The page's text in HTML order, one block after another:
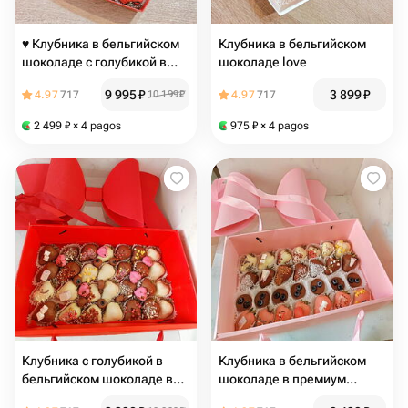
♥️ Клубника в бельгийском
шоколаде с голубикой в
сердце ♥️ ️ ️ размер XL,
итд
4.97717 9 995₽ 10 199₽
2 499 ₽ × 4 pagos
Клубника в бельгийском
шоколаде love ️
4.97717 3 899₽
975 ₽ × 4 pagos
Клубника с голубикой в
бельгийском шоколаде в
Клубника в бельгийском
шоколаде в премиум